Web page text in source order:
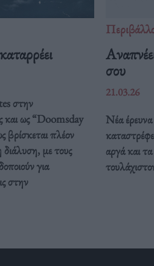
στην
και ως “Doomsday
βρίσκεται πλέον
με τους
για
στην
σου
21.03.26
Νέα έρευνα
αργά και